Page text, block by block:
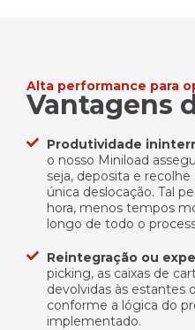
Alta performance para
Vantagens
Produtividade
o nosso Miniload
seja, deposita e
única deslocação. Tal
hora, menos tempos
longo de todo o
Reintegração ou
picking, as caixas de
devolvidas às estantes
conforme a lógica do
implementado.